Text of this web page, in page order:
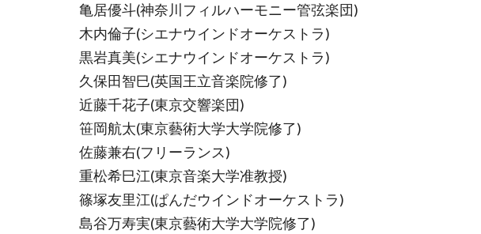
亀居優斗(神奈川フィルハーモニー管弦楽団)
木内倫子(シエナウインドオーケストラ)
黒岩真美(シエナウインドオーケストラ)
久保田智巳(英国王立音楽院修了)
近藤千花子(東京交響楽団)
笹岡航太(東京藝術大学大学院修了)
佐藤兼右(フリーランス)
重松希巳江(東京音楽大学准教授)
篠塚友里江(ぱんだウインドオーケストラ)
島谷万寿実(東京藝術大学大学院修了)